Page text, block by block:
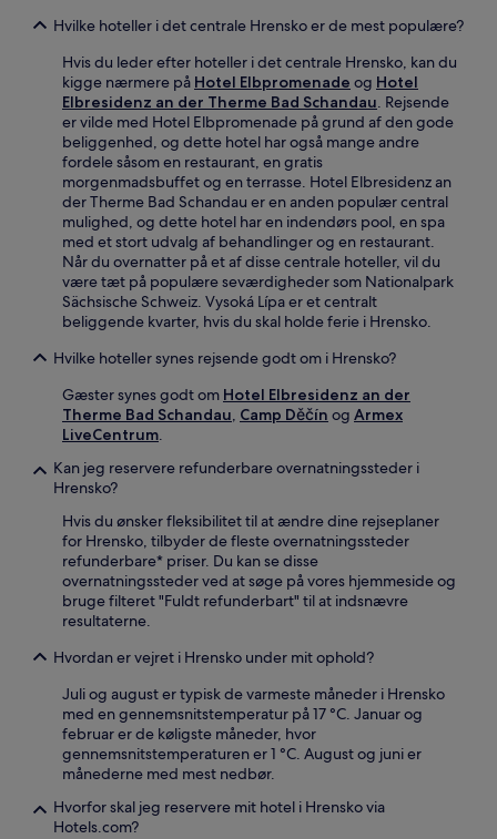
Hvilke hoteller i det centrale Hrensko er de mest populære?
Hvis du leder efter hoteller i det centrale Hrensko, kan du
kigge nærmere på Hotel Elbpromenade og Hotel
Elbresidenz an der Therme Bad Schandau. Rejsende
er vilde med Hotel Elbpromenade på grund af den gode
beliggenhed, og dette hotel har også mange andre
fordele såsom en restaurant, en gratis
morgenmadsbuffet og en terrasse. Hotel Elbresidenz an
der Therme Bad Schandau er en anden populær central
mulighed, og dette hotel har en indendørs pool, en spa
med et stort udvalg af behandlinger og en restaurant.
Når du overnatter på et af disse centrale hoteller, vil du
være tæt på populære seværdigheder som Nationalpark
Sächsische Schweiz. Vysoká Lípa er et centralt
beliggende kvarter, hvis du skal holde ferie i Hrensko.
Hvilke hoteller synes rejsende godt om i Hrensko?
Gæster synes godt om Hotel Elbresidenz an der
Therme Bad Schandau, Camp Děčín og Armex
LiveCentrum.
Kan jeg reservere refunderbare overnatningssteder i
Hrensko?
Hvis du ønsker fleksibilitet til at ændre dine rejseplaner
for Hrensko, tilbyder de fleste overnatningssteder
refunderbare* priser. Du kan se disse
overnatningssteder ved at søge på vores hjemmeside og
bruge filteret "Fuldt refunderbart" til at indsnævre
resultaterne.
Hvordan er vejret i Hrensko under mit ophold?
Juli og august er typisk de varmeste måneder i Hrensko
med en gennemsnitstemperatur på 17 °C. Januar og
februar er de køligste måneder, hvor
gennemsnitstemperaturen er 1 °C. August og juni er
månederne med mest nedbør.
Hvorfor skal jeg reservere mit hotel i Hrensko via
Hotels.com?